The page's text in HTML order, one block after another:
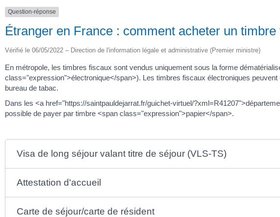
Question-réponse
Étranger en France : comment acheter un timbre
Vérifié le 06/05/2022 – Direction de l'information légale et administrative (Premier ministre)
En métropole, les timbres fiscaux sont vendus uniquement sous la forme
class="expression">électronique</span>). Les timbres fiscaux électroniques
bureau de tabac.
Dans les <a href="https://saintpauldejarrat.fr/guichet-virtuel/
possible de payer par timbre <span class="expression">papier</span>.
Visa de long séjour valant titre de séjour (VLS-TS)
Attestation d'accueil
Carte de séjour/carte de résident